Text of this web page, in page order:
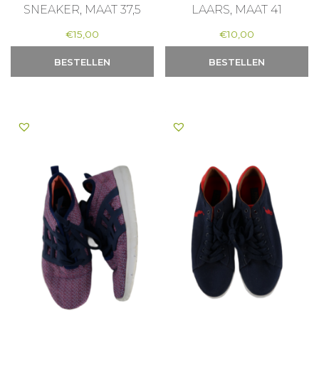
SNEAKER, MAAT 37,5
€15,00
BESTELLEN
LAARS, MAAT 41
€10,00
BESTELLEN